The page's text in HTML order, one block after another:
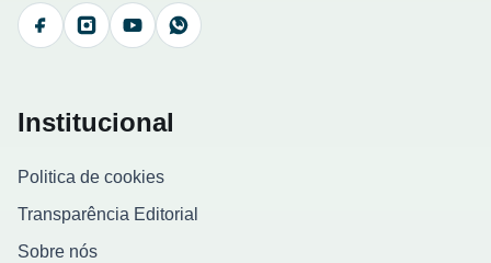
FacebookInstagramYouTubeWhatsApp
Institucional
Politica de cookies
Transparência Editorial
Sobre nós